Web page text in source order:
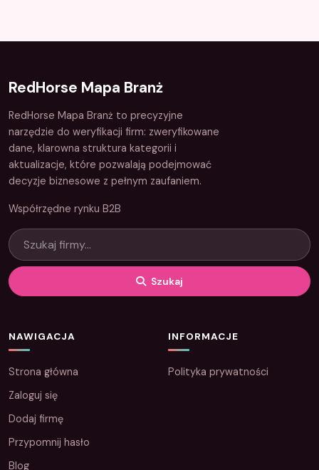
RedHorse Mapa Branż
RedHorse Mapa Branż to precyzyjne
narzędzie do weryfikacji firm: zweryfikowane
dane, klarowna struktura kategorii i
aktualizacje, które pozwalają podejmować
decyzje biznesowe z pełnym zaufaniem.
Współrzędne rynku B2B
Szukaj
NAWIGACJA
Strona główna
Zaloguj się
Dodaj firmę
Przypomnij hasło
Blog
INFORMACJE
Polityka prywatności